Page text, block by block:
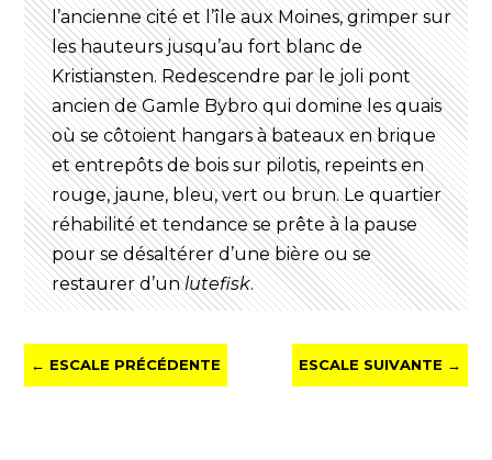
l’ancienne cité et l’île aux Moines, grimper sur
les hauteurs jusqu’au fort blanc de
Kristiansten. Redescendre par le joli pont
ancien de Gamle Bybro qui domine les quais
où se côtoient hangars à bateaux en brique
et entrepôts de bois sur pilotis, repeints en
rouge, jaune, bleu, vert ou brun. Le quartier
réhabilité et tendance se prête à la pause
pour se désaltérer d’une bière ou se
restaurer d’unlutefisk.
← ESCALE PRÉCÉDENTE ESCALE SUIVANTE →